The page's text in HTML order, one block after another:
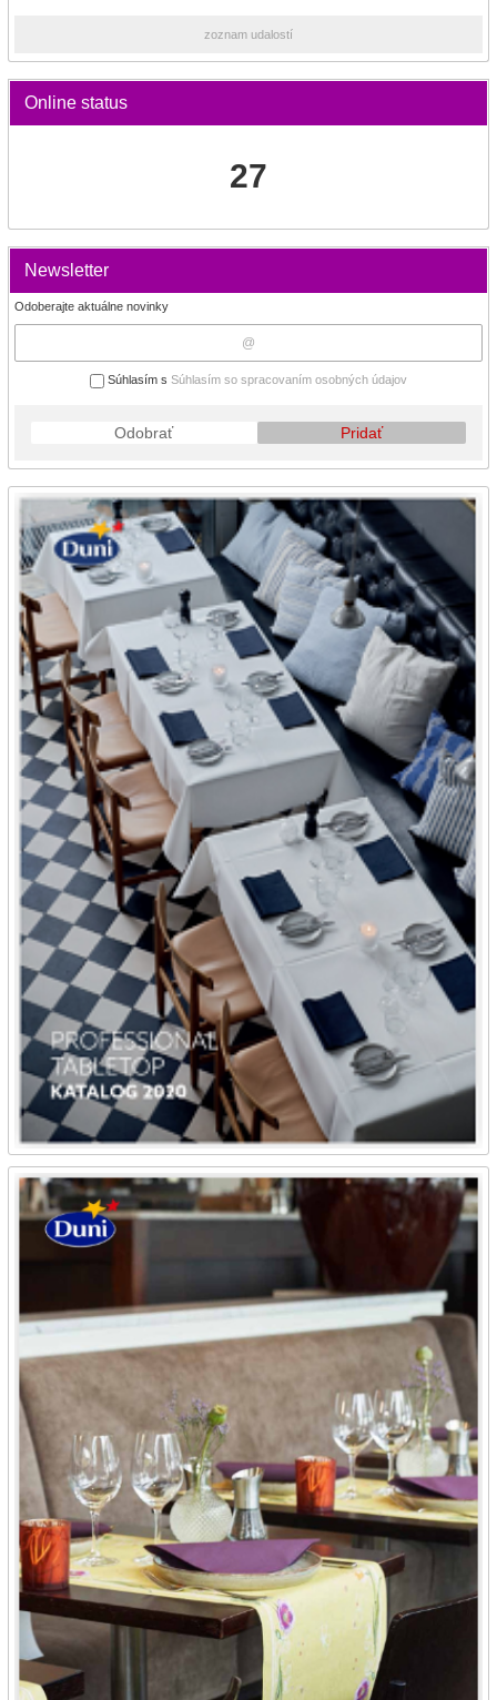
zoznam udalostí
Online status
27
Newsletter
Odoberajte aktuálne novinky
Súhlasím s Súhlasím so spracovaním osobných údajov
Odobrať Pridať